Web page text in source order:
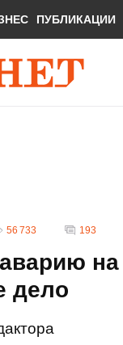
ПУБЛИКАЦИИ
56 733 193
на
дело